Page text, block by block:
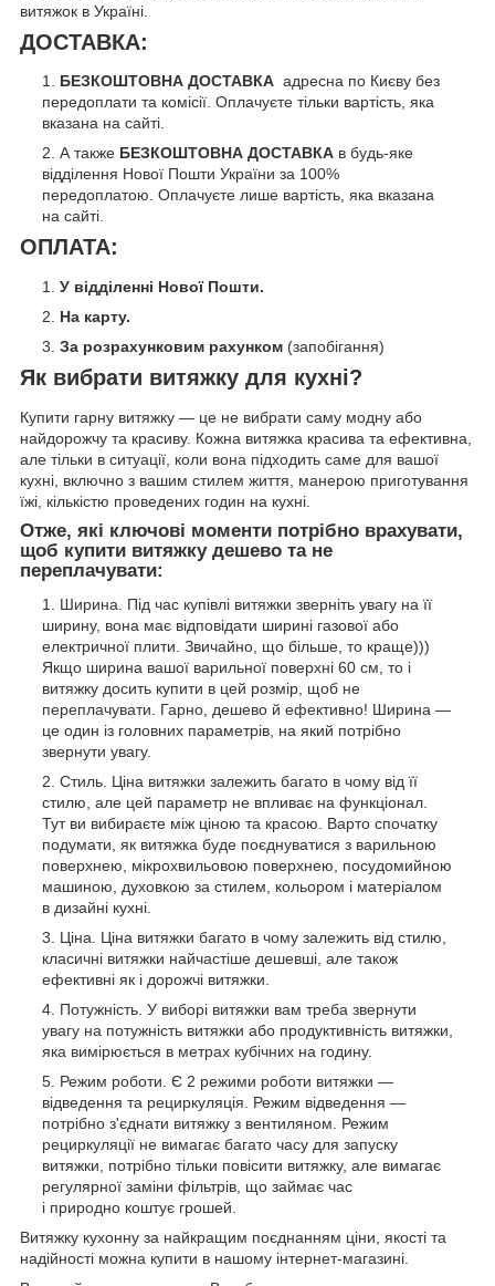
витяжок в Україні.
ДОСТАВКА:
БЕЗКОШТОВНА ДОСТАВКА адресна по Києву без
передоплати та комісії. Оплачуєте тільки вартість, яка
вказана на сайті.
А также БЕЗКОШТОВНА ДОСТАВКА в будь-яке
відділення Нової Пошти України за 100%
передоплатою. Оплачуєте лише вартість, яка вказана
на сайті.
ОПЛАТА:
У відділенні Нової Пошти.
На карту.
За розрахунковим рахунком (запобігання)
Як вибрати витяжку для кухні?
Купити гарну витяжку — це не вибрати саму модну або
найдорожчу та красиву. Кожна витяжка красива та ефективна,
але тільки в ситуації, коли вона підходить саме для вашої
кухні, включно з вашим стилем життя, манерою приготування
їжі, кількістю проведених годин на кухні.
Отже, які ключові моменти потрібно врахувати,
щоб купити витяжку дешево та не
переплачувати:
Ширина. Під час купівлі витяжки зверніть увагу на її
ширину, вона має відповідати ширині газової або
електричної плити. Звичайно, що більше, то краще)))
Якщо ширина вашої варильної поверхні 60 см, то і
витяжку досить купити в цей розмір, щоб не
переплачувати. Гарно, дешево й ефективно! Ширина —
це один із головних параметрів, на який потрібно
звернути увагу.
Стиль. Ціна витяжки залежить багато в чому від її
стилю, але цей параметр не впливає на функціонал.
Тут ви вибираєте між ціною та красою. Варто спочатку
подумати, як витяжка буде поєднуватися з варильною
поверхнею, мікрохвильовою поверхнею, посудомийною
машиною, духовкою за стилем, кольором і матеріалом
в дизайні кухні.
Ціна. Ціна витяжки багато в чому залежить від стилю,
класичні витяжки найчастіше дешевші, але також
ефективні як і дорожчі витяжки.
Потужність. У виборі витяжки вам треба звернути
увагу на потужність витяжки або продуктивність витяжки,
яка вимірюється в метрах кубічних на годину.
Режим роботи. Є 2 режими роботи витяжки —
відведення та рециркуляція. Режим відведення —
потрібно з'єднати витяжку з вентиляном. Режим
рециркуляції не вимагає багато часу для запуску
витяжки, потрібно тільки повісити витяжку, але вимагає
регулярної заміни фільтрів, що займає час
і природно коштує грошей.
Витяжку кухонну за найкращим поєднанням ціни, якості та
надійності можна купити в нашому інтернет-магазині.